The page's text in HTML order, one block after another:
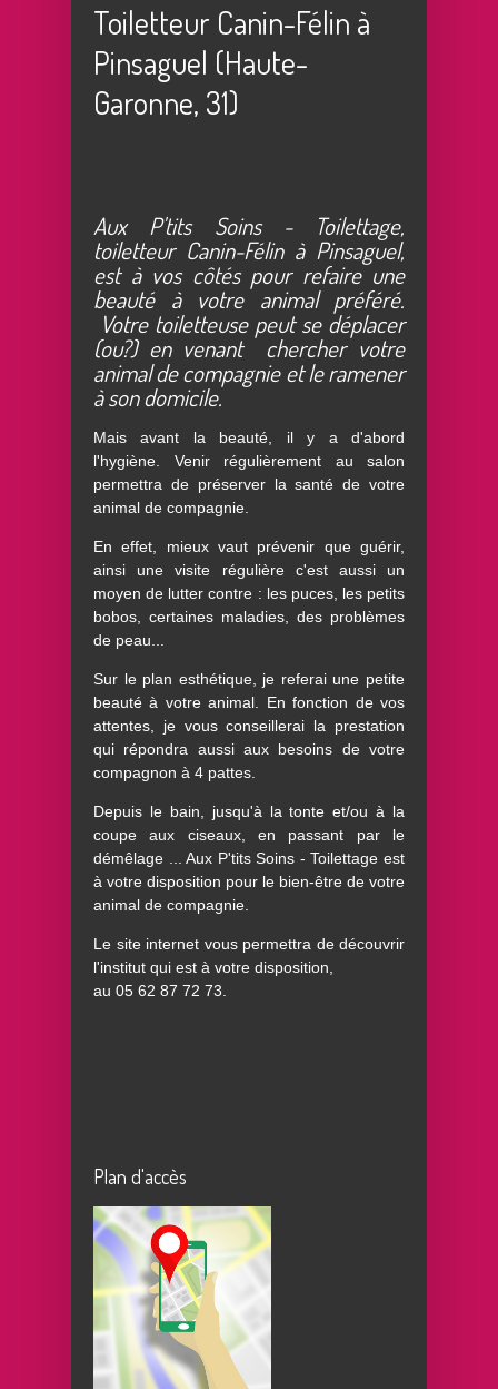
Toiletteur Canin-Félin à
Pinsaguel (Haute-
Garonne, 31)
Aux P'tits Soins - Toilettage,
toiletteur Canin-Félin à Pinsaguel,
est à vos côtés pour refaire une
beauté à votre animal préféré.
Votre toiletteuse peut se déplacer
(ou?)en venant chercher votre
animal de compagnie et le ramener
à son domicile.
Mais avant la beauté, il y a d'abord
l'hygiène. Venir régulièrement au salon
permettra de préserver la santé de votre
animal de compagnie.
En effet, mieux vaut prévenir que guérir,
ainsi une visite régulière c'est aussi un
moyen de lutter contre : les puces, les petits
bobos, certaines maladies, des problèmes
de peau...
Sur le plan esthétique, je referai une petite
beauté à votre animal. En fonction de vos
attentes, je vous conseillerai la prestation
qui répondra aussi aux besoins de votre
compagnon à 4 pattes.
Depuis le bain, jusqu'à la tonte et/ou à la
coupe aux ciseaux, en passant par le
démêlage ... Aux P'tits Soins - Toilettage est
à votre disposition pour le bien-être de votre
animal de compagnie.
Le site internet vous permettra de découvrir
l'institut qui est à votre disposition,
au 05 62 87 72 73
Plan d'accès